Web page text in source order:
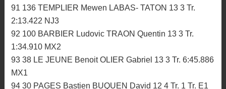
91 136 TEMPLIER Mewen LABAS- TATON 13 3 Tr.
2:13.422 NJ3
92 100 BARBIER Ludovic TRAON Quentin 13 3 Tr.
1:34.910 MX2
93 38 LE JEUNE Benoit OLIER Gabriel 13 3 Tr. 6:45.886
MX1
94 30 PAGES Bastien BUQUEN David 12 4 Tr. 1 Tr. E1